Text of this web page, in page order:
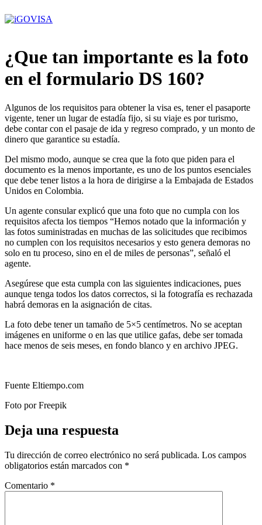
al
¿Que tan importante es la foto
en el formulario DS 160?
Algunos de los requisitos para obtener la visa es, tener el pasaporte
vigente, tener un lugar de estadía fijo, si su viaje es por turismo,
debe contar con el pasaje de ida y regreso comprado, y un monto de
dinero que garantice su estadía.
Del mismo modo, aunque se crea que la foto que piden para el
documento es la menos importante, es uno de los puntos esenciales
que debe tener listos a la hora de dirigirse a la Embajada de Estados
Unidos en Colombia.
Un agente consular explicó que una foto que no cumpla con los
requisitos afecta los tiempos “Hemos notado que la información y
las fotos suministradas en muchas de las solicitudes que recibimos
no cumplen con los requisitos necesarios y esto genera demoras no
solo en tu proceso, sino en el de miles de personas”, señaló el
agente.
Asegúrese que esta cumpla con las siguientes indicaciones, pues
aunque tenga todos los datos correctos, si la fotografía es rechazada
habrá demoras en la asignación de citas.
La foto debe tener un tamaño de 5×5 centímetros. No se aceptan
imágenes en uniforme o en las que utilice gafas, debe ser tomada
hace menos de seis meses, en fondo blanco y en archivo JPEG.
Fuente Eltiempo.com
Foto por Freepik
Deja una respuesta
Tu dirección de correo electrónico no será publicada. Los campos
obligatorios están marcados con *
Comentario *